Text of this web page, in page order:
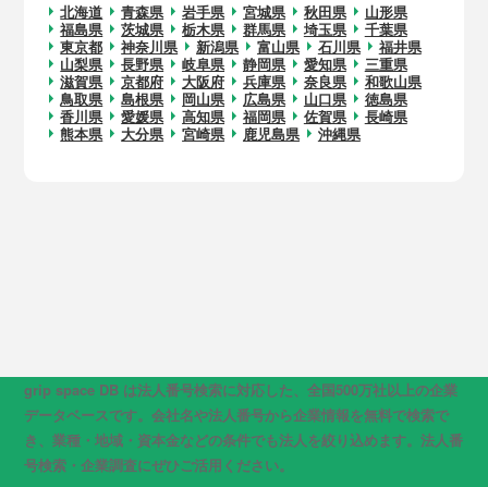
北海道 青森県 岩手県 宮城県 秋田県
山形県
福島県
茨城県 栃木県 群馬県 埼玉県
千葉県
東京都
神奈川県 新潟県 富山県 石川県
福井県
山梨県
長野県 岐阜県 静岡県 愛知県
三重県
滋賀県
京都府 大阪府 兵庫県 奈良県
和歌山県
鳥取県
島根県 岡山県 広島県 山口県
徳島県
香川県
愛媛県 高知県 福岡県 佐賀県
長崎県
熊本県
大分県 宮崎県 鹿児島県 沖縄県
grip space DB は法人番号検索に対応した、全国500万社以上の企業
データベースです。会社名や法人番号から企業情報を無料で検索で
き、業種・地域・資本金などの条件でも法人を絞り込めます。法人番
号検索・企業調査にぜひご活用ください。